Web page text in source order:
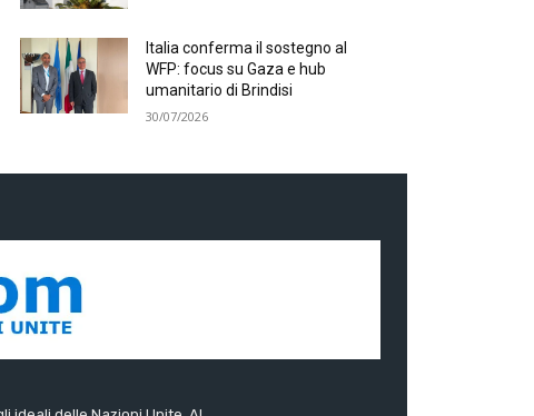
Italia conferma il sostegno al
WFP: focus su Gaza e hub
umanitario di Brindisi
30/07/2026